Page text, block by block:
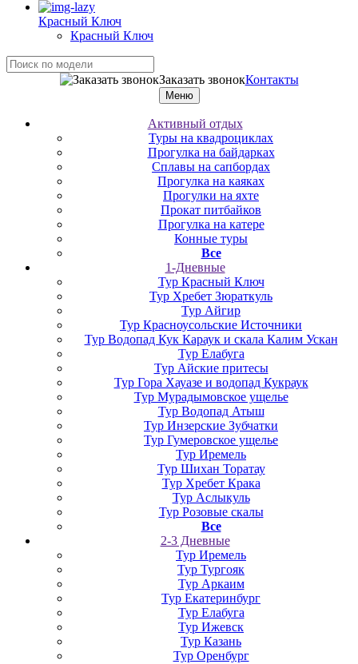
Красный Ключ
Красный Ключ
Заказать звонокКонтакты
Меню
Активный отдых
Туры на квадроциклах
Прогулка на байдарках
Сплавы на сапбордах
Прогулка на каяках
Прогулки на яхте
Прокат питбайков
Прогулка на катере
Конные туры
Все
1-Дневные
Тур Красный Ключ
Тур Хребет Зюраткуль
Тур Айгир
Тур Красноусольские Источники
Тур Водопад Кук Караук и скала Калим Ускан
Тур Елабуга
Тур Айские притесы
Тур Гора Хауазе и водопад Кукраук
Тур Мурадымовское ущелье
Тур Водопад Атыш
Тур Инзерские Зубчатки
Тур Гумеровское ущелье
Тур Иремель
Тур Шихан Торатау
Тур Хребет Крака
Тур Аслыкуль
Тур Розовые скалы
Все
2-3 Дневные
Тур Иремель
Тур Тургояк
Тур Аркаим
Тур Екатеринбург
Тур Елабуга
Тур Ижевск
Тур Казань
Тур Оренбург